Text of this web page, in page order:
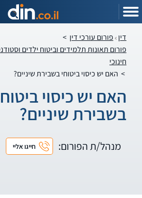
דין פורום עורכי דין >
פורום תאונות תלמידים וביטוח ילדים
חינוכי
> האם יש כיסוי ביטוחי בשבירת שיניים?
האם יש כיסוי
בשבירת שיניים?
מנהל/ת הפורום: חייגו אליי